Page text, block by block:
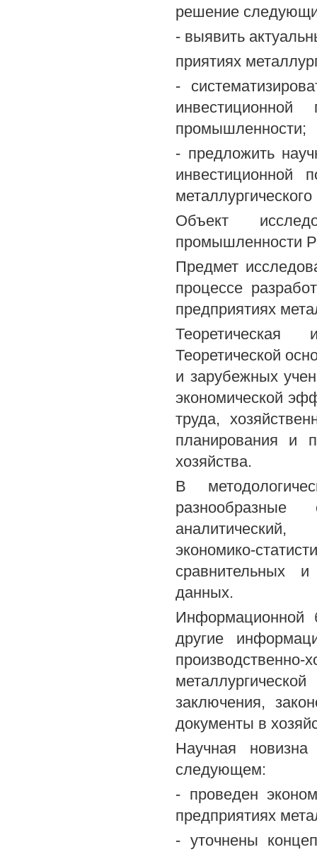
решение
- выявить
приятиях
-
инвестиционной
промышленности;
- предложить
инвестиционной
Объект
промышленности
Предмет
процессе
предприятиях
Теоретическая
Теоретической
и зарубежных
экономической
труда,
планирования и
хозяйства.
В
аналитический,
экономико-
сравнительных и
данных.
Информационной
другие
заключения,
документы в
Научная новизна
следующем:
- проведен
предприятиях
- уточнены